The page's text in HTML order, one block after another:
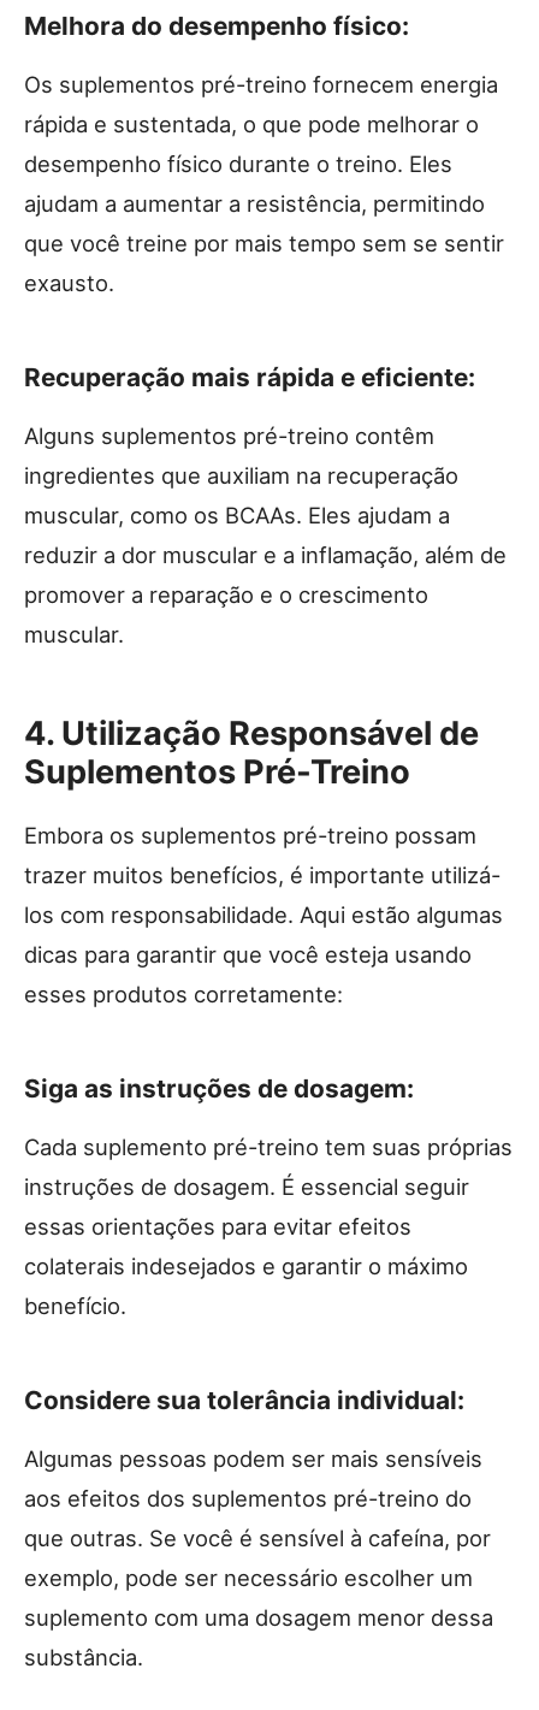
Melhora do desempenho físico:
Os suplementos pré-treino fornecem energia
rápida e sustentada, o que pode melhorar o
desempenho físico durante o treino. Eles
ajudam a aumentar a resistência, permitindo
que você treine por mais tempo sem se sentir
exausto.
Recuperação mais rápida e eficiente:
Alguns suplementos pré-treino contêm
ingredientes que auxiliam na recuperação
muscular, como os BCAAs. Eles ajudam a
reduzir a dor muscular e a inflamação, além de
promover a reparação e o crescimento
muscular.
4. Utilização Responsável de
Suplementos Pré-Treino
Embora os suplementos pré-treino possam
trazer muitos benefícios, é importante utilizá-
los com responsabilidade. Aqui estão algumas
dicas para garantir que você esteja usando
esses produtos corretamente:
Siga as instruções de dosagem:
Cada suplemento pré-treino tem suas próprias
instruções de dosagem. É essencial seguir
essas orientações para evitar efeitos
colaterais indesejados e garantir o máximo
benefício.
Considere sua tolerância individual:
Algumas pessoas podem ser mais sensíveis
aos efeitos dos suplementos pré-treino do
que outras. Se você é sensível à cafeína, por
exemplo, pode ser necessário escolher um
suplemento com uma dosagem menor dessa
substância.